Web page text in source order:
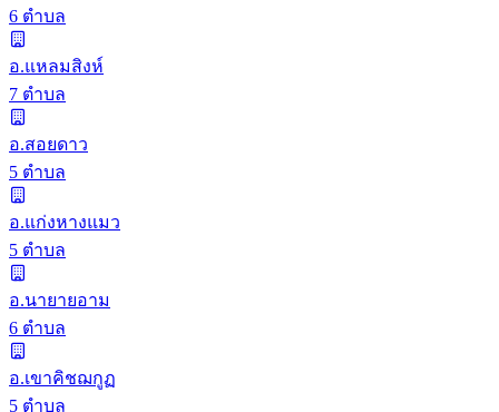
6 ตำบล
อ.แหลมสิงห์
7 ตำบล
อ.สอยดาว
5 ตำบล
อ.แก่งหางแมว
5 ตำบล
อ.นายายอาม
6 ตำบล
อ.เขาคิชฌกูฏ
5 ตำบล